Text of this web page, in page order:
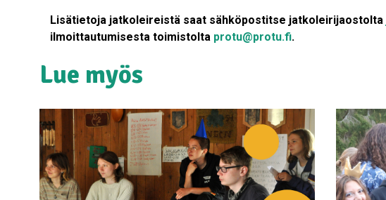
Lisätietoja jatkoleireistä saat sähköpostitse jatkoleirijaostolta
ilmoittautumisesta toimistolta protu@protu.fi.
Lue myös